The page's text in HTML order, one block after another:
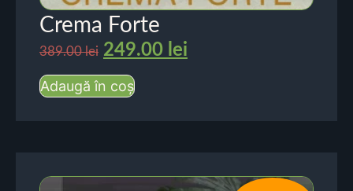
Crema Forte
389.00lei 249.00 lei
Adaugă în coș